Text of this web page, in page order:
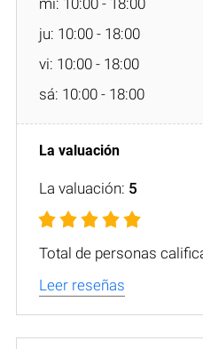
ju: 10:00 - 18:00
vi: 10:00 - 18:00
sá: 10:00 - 18:00
La valuación: 5
Total de personas
Leer reseñas